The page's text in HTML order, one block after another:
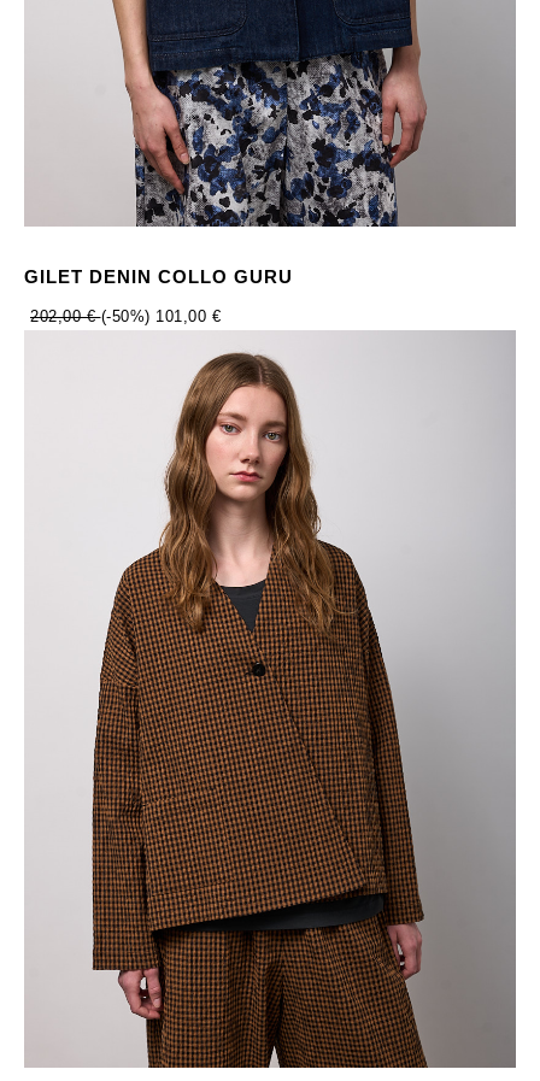
GILET DENIN COLLO GURU
202,00 €(-50%) 101,00 €